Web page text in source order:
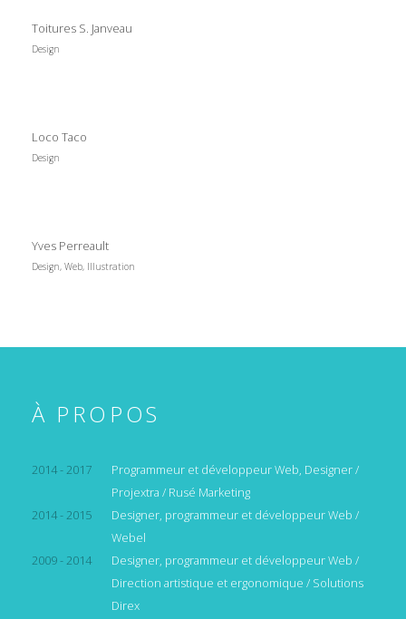
Toitures S. Janveau
Design
Loco Taco
Design
Yves Perreault
Design, Web, Illustration
À PROPOS
2014 - 2017
Programmeur et développeur Web, Designer /
Projextra / Rusé Marketing
2014 - 2015
Designer, programmeur et développeur Web /
Webel
2009 - 2014
Designer, programmeur et développeur Web /
Direction artistique et ergonomique / Solutions
Direx